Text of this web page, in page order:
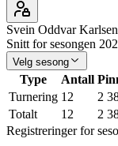
Svein Oddvar Karlsen
Snitt for sesongen
Velg sesong
Type Antall
Turnering 12 2
Totalt
12 2
Registreringer for